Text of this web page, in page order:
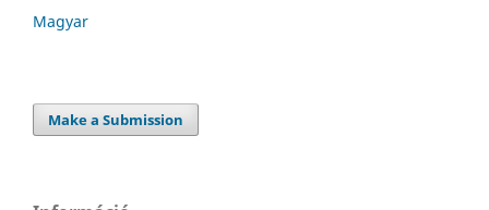
Magyar
Make a Submission